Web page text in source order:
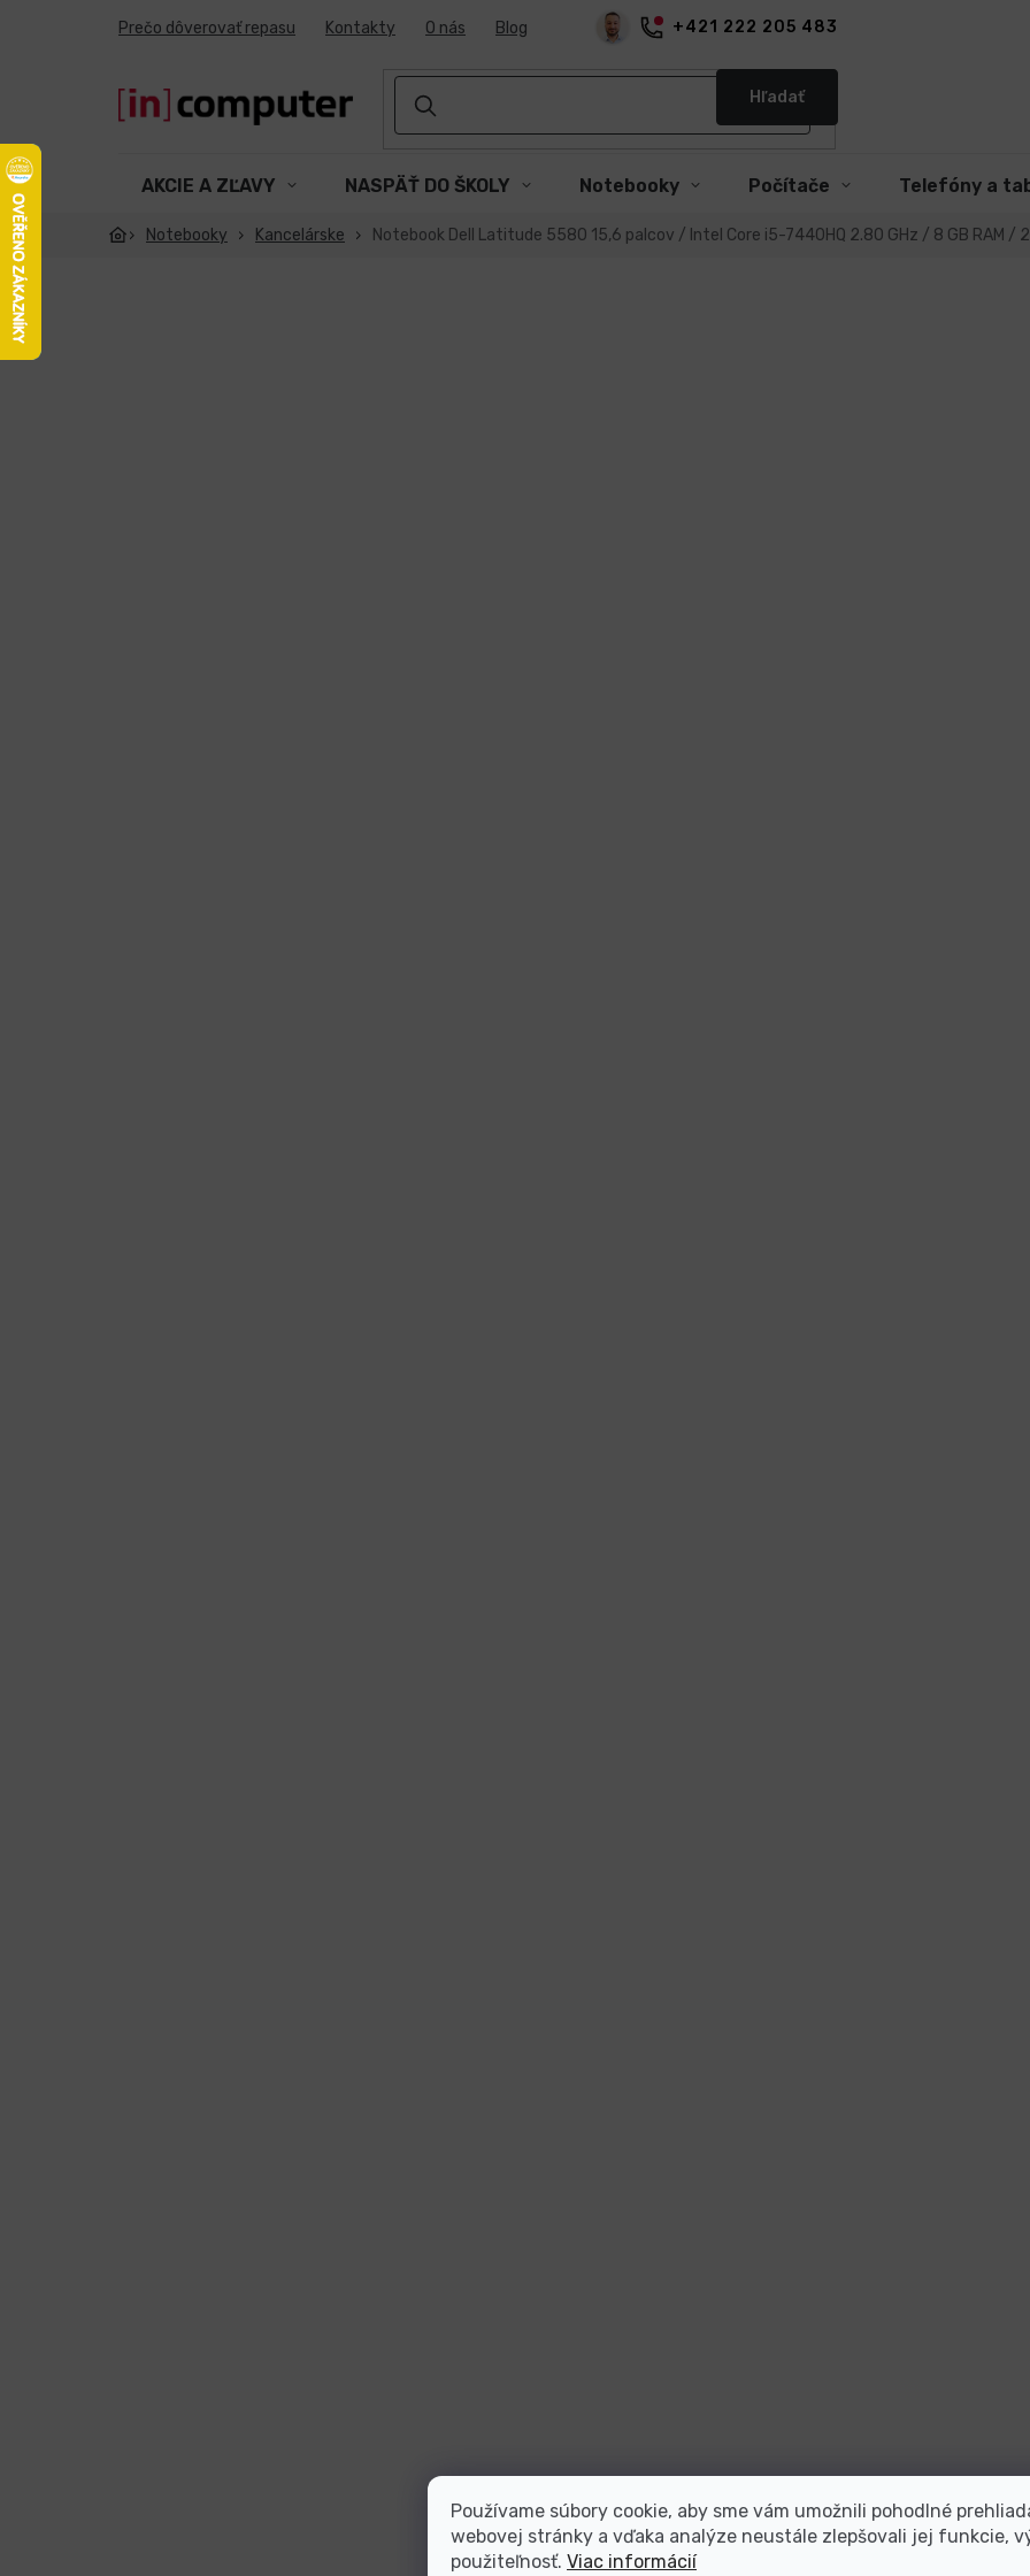
Používame súbory cookie, aby sme vám umožnili pohodlné
webovej stránky a vďaka analýze neustále zlepšovali jej funkcie,
použiteľnosť. Viac informácií
+421 222 205 483
Prečo dôverovať repasu Kontakty O nás Blog
Hľadať
AKCIE A ZĽAVY NASPÄŤ DO ŠKOLY Notebooky Počítače Telefóny a
Notebooky Kancelárske Notebook Dell Latitude 5580 15,6 palcov / Intel Core i5-7440HQ 2.80 GHz / 8 GB RAM /